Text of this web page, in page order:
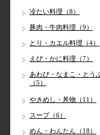
冷たい料理（8）
豚肉・牛肉料理（9）
とり・カエル料理（4）
えび・かに料理（7）
あわび・なまこ・とう
（5）
やきめし・丼物（11）
スープ（6）
めん・わんたん（18）